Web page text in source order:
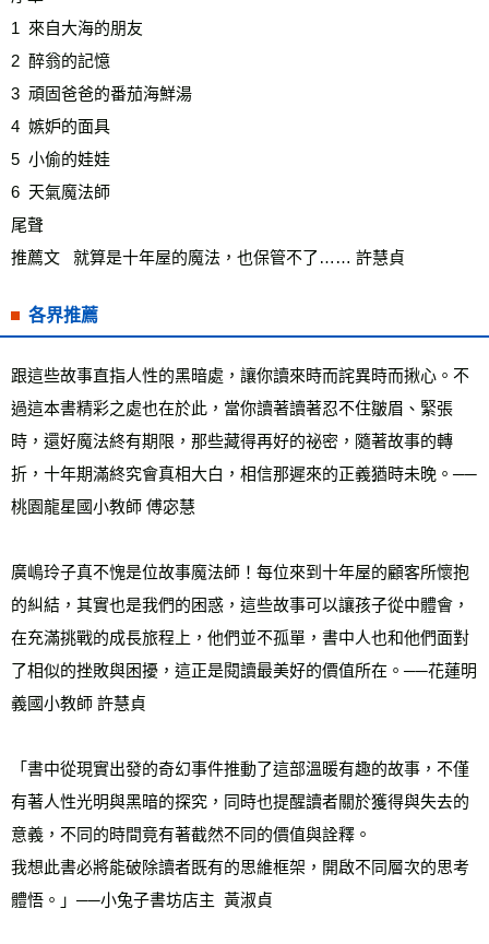
1  來自大海的朋友
2  醉翁的記憶
3  頑固爸爸的番茄海鮮湯
4  嫉妒的面具
5  小偷的娃娃
6  天氣魔法師
尾聲
推薦文   就算是十年屋的魔法，也保管不了…… 許慧貞
各界推薦
跟這些故事直指人性的黑暗處，讓你讀來時而詫異時而揪心。不
過這本書精彩之處也在於此，當你讀著讀著忍不住皺眉、緊張
時，還好魔法終有期限，那些藏得再好的祕密，隨著故事的轉
折，十年期滿終究會真相大白，相信那遲來的正義猶時未晚。──
桃園龍星國小教師 傅宓慧
廣嶋玲子真不愧是位故事魔法師！每位來到十年屋的顧客所懷抱
的糾結，其實也是我們的困惑，這些故事可以讓孩子從中體會，
在充滿挑戰的成長旅程上，他們並不孤單，書中人也和他們面對
了相似的挫敗與困擾，這正是閱讀最美好的價值所在。──花蓮明
義國小教師 許慧貞
「書中從現實出發的奇幻事件推動了這部溫暖有趣的故事，不僅
有著人性光明與黑暗的探究，同時也提醒讀者關於獲得與失去的
意義，不同的時間竟有著截然不同的價值與詮釋。
我想此書必將能破除讀者既有的思維框架，開啟不同層次的思考
體悟。」──小兔子書坊店主  黃淑貞